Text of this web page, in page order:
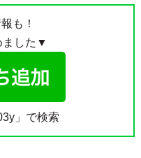
も！
ました▼
」で検索